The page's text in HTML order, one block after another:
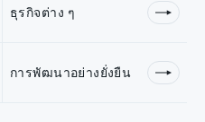
ธุรกิจต่าง ๆ
การพัฒนาอย่างยั่งยืน